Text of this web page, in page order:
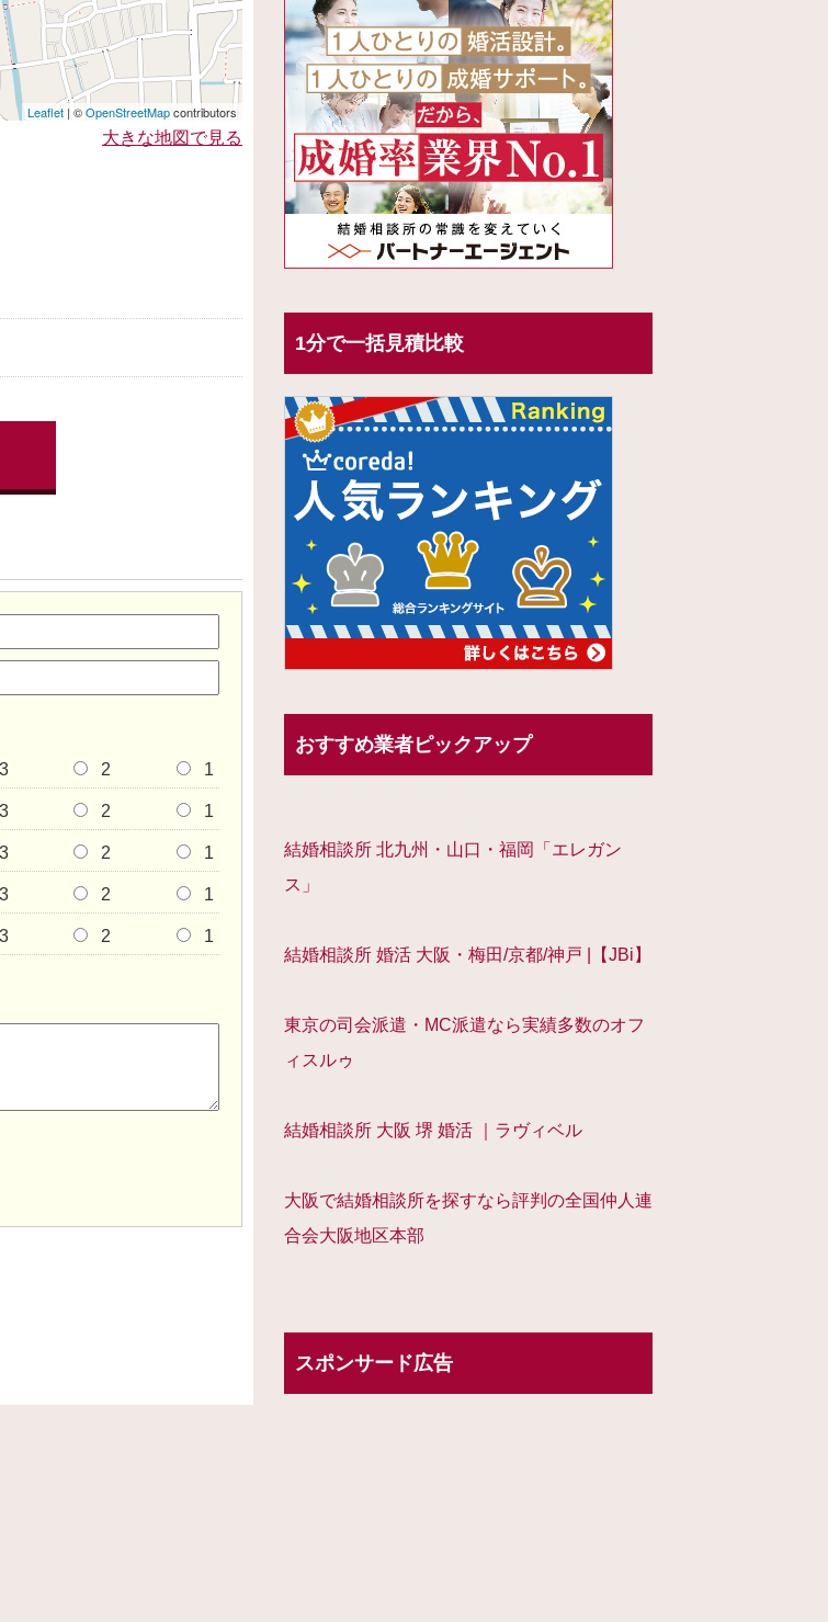
Leaflet | ©OpenStreetMapcontributors
大きな地図で見る
3 2 1
3 2 1
3 2 1
3 2 1
3 2 1
1分で一括見積比較
おすすめ業者ピックアップ
結婚相談所 北九州・山口・福岡「エレガン
ス」
結婚相談所 婚活 大阪・梅田/京都/神戸 |【JBi】
東京の司会派遣・MC派遣なら実績多数のオフ
ィスルゥ
結婚相談所 大阪 堺 婚活 ｜ラヴィベル
大阪で結婚相談所を探すなら評判の全国仲人連
合会大阪地区本部
スポンサード広告